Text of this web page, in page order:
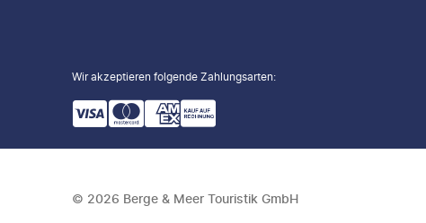
Wir akzeptieren folgende Zahlungsarten:
© 2026 Berge & Meer Touristik GmbH